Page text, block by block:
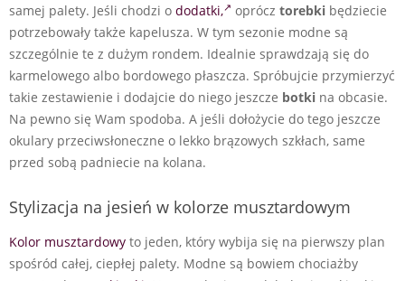
samej palety. Jeśli chodzi o dodatki, oprócz torebki będziecie
potrzebowały także kapelusza. W tym sezonie modne są
szczególnie te z dużym rondem. Idealnie sprawdzają się do
karmelowego albo bordowego płaszcza. Spróbujcie przymierzyć
takie zestawienie i dodajcie do niego jeszcze botki na obcasie.
Na pewno się Wam spodoba. A jeśli dołożycie do tego jeszcze
okulary przeciwsłoneczne o lekko brązowych szkłach, same
przed sobą padniecie na kolana.
Stylizacja na jesień w kolorze musztardowym
Kolor musztardowy to jeden, który wybija się na pierwszy plan
spośród całej, ciepłej palety. Modne są bowiem chociażby